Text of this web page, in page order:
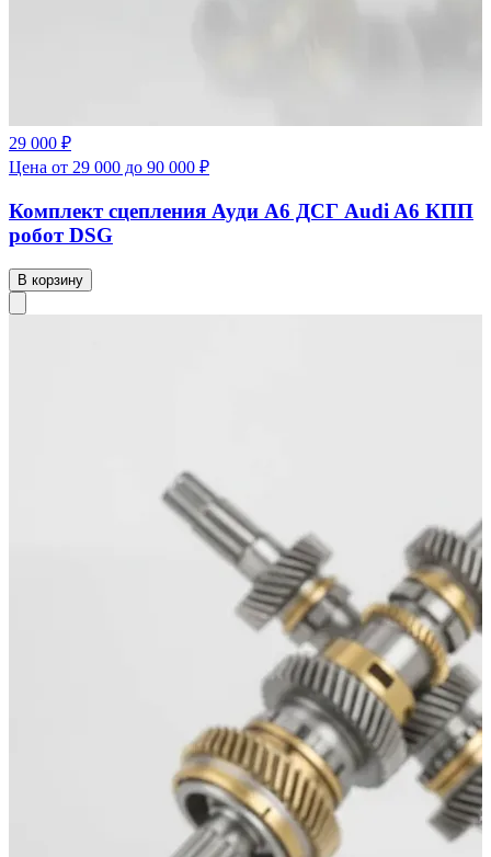
29 000 ₽
Цена от 29 000 до 90 000 ₽
Комплект сцепления Ауди А6 ДСГ Audi A6 КПП
робот DSG
В корзину